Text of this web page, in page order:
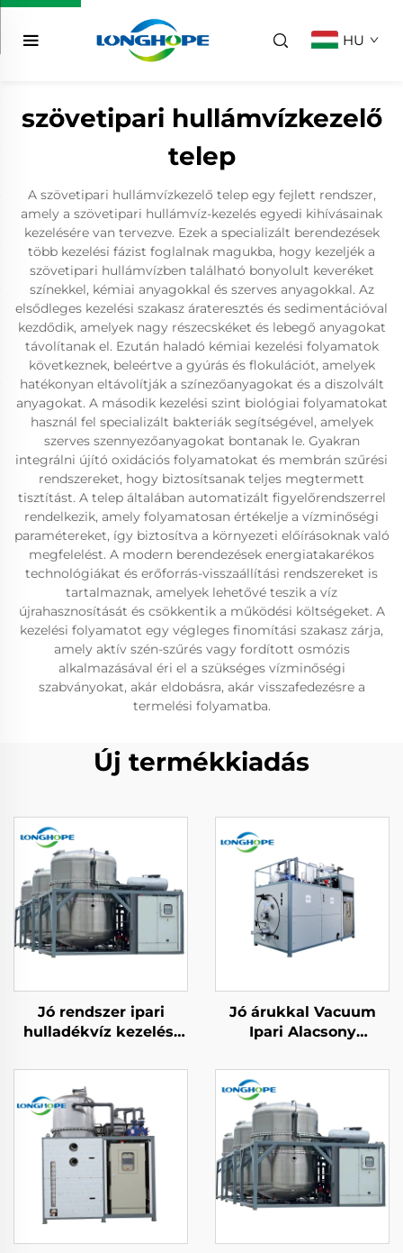
HU
szövetipari hullámvízkezelő
telep
A szövetipari hullámvízkezelő telep egy fejlett rendszer,
amely a szövetipari hullámvíz-kezelés egyedi kihívásainak
kezelésére van tervezve. Ezek a specializált berendezések
több kezelési fázist foglalnak magukba, hogy kezeljék a
szövetipari hullámvízben található bonyolult keveréket
színekkel, kémiai anyagokkal és szerves anyagokkal. Az
elsődleges kezelési szakasz árateresztés és sedimentációval
kezdődik, amelyek nagy részecskéket és lebegő anyagokat
távolítanak el. Ezután haladó kémiai kezelési folyamatok
következnek, beleértve a gyúrás és flokulációt, amelyek
hatékonyan eltávolítják a színezőanyagokat és a diszolvált
anyagokat. A második kezelési szint biológiai folyamatokat
használ fel specializált bakteriák segítségével, amelyek
szerves szennyezőanyagokat bontanak le. Gyakran
integrálni újító oxidációs folyamatokat és membrán szűrési
rendszereket, hogy biztosítsanak teljes megtermett
tisztítást. A telep általában automatizált figyelőrendszerrel
rendelkezik, amely folyamatosan értékelje a vízminőségi
paramétereket, így biztosítva a környezeti előírásoknak való
megfelelést. A modern berendezések energiatakarékos
technológiákat és erőforrás-visszaállítási rendszereket is
tartalmaznak, amelyek lehetővé teszik a víz
újrahasznosítását és csökkentik a működési költségeket. A
kezelési folyamatot egy végleges finomítási szakasz zárja,
amely aktív szén-szűrés vagy fordított osmózis
alkalmazásával éri el a szükséges vízminőségi
szabványokat, akár eldobásra, akár visszafedezésre a
termelési folyamatba.
Új termékkiadás
Jó rendszer ipari
hulladékvíz kezelési
koncentráció effluent
víz újrahasznosítási
gép
Jó árukkal Vacuum
Ipari Alacsony
és Krystallizáló Gép
Kenszertkezeléshez